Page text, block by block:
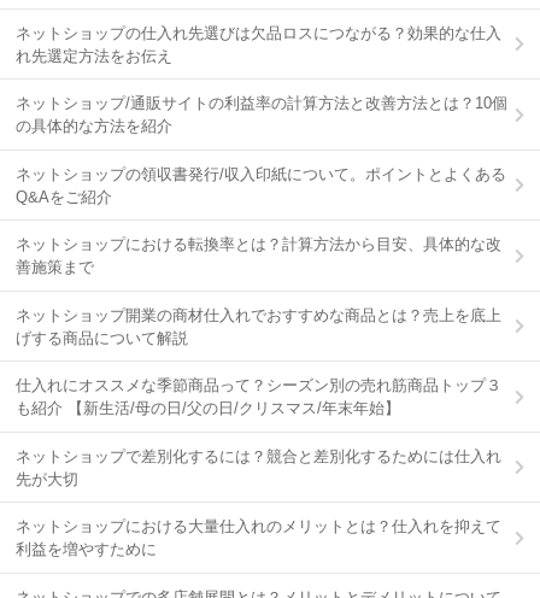
ネットショップの仕入れ先選びは欠品ロスにつながる？効果的な仕入
れ先選定方法をお伝え
ネットショップ/通販サイトの利益率の計算方法と改善方法とは？10個
の具体的な方法を紹介
ネットショップの領収書発行/収入印紙について。ポイントとよくある
Q&Aをご紹介
ネットショップにおける転換率とは？計算方法から目安、具体的な改
善施策まで
ネットショップ開業の商材仕入れでおすすめな商品とは？売上を底上
げする商品について解説
仕入れにオススメな季節商品って？シーズン別の売れ筋商品トップ３
も紹介 【新生活/母の日/父の日/クリスマス/年末年始】
ネットショップで差別化するには？競合と差別化するためには仕入れ
先が大切
ネットショップにおける大量仕入れのメリットとは？仕入れを抑えて
利益を増やすために